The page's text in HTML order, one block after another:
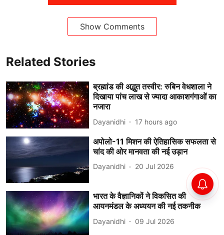
Show Comments
Related Stories
ब्रह्मांड की अद्भुत तस्वीर: रुबिन वेधशाला ने
दिखाया पांच लाख से ज्यादा आकाशगंगाओं का
नजारा
Dayanidhi 17 hours ago
अपोलो-11 मिशन की ऐतिहासिक सफलता से
चांद की ओर मानवता की नई उड़ान
Dayanidhi 20 Jul 2026
भारत के वैज्ञानिकों ने विकसित की
आयनमंडल के अध्ययन की नई तकनीक
Dayanidhi 09 Jul 2026